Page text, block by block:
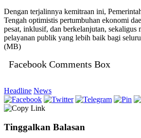
Dengan terjalinnya kemitraan ini,
Tengah optimistis pertumbuhan ekonomi
pesat, inklusif, dan berkelanjutan, sekaligus
pelayanan publik yang lebih baik bagi
(MB)
Facebook Comments Box
Headline News
Tinggalkan Balasan